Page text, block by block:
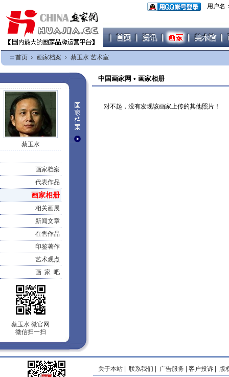
用户名
首页 ﹥ 画家档案 ﹥ 蔡玉水 艺术室
蔡玉水
画家档案
代表作品
画家相册
相关画展
新闻文章
在售作品
印鉴著作
艺术观点
画 家 吧
蔡玉水 微官网
微信扫一扫
中国画家网 • 画家相册
对不起，没有发现该画家上传的其他照片！
关于本站 联系我们 广告服务 客户投诉
版